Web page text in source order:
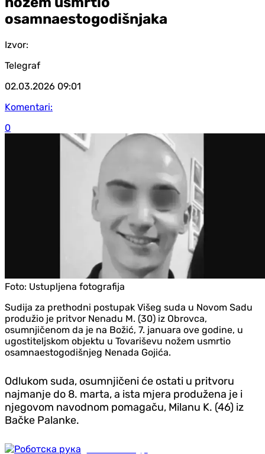
osamnaestogodišnjaka
Izvor:
Telegraf
02.03.2026 09:01
Komentari:
0
Foto: Ustupljena fotografija
Sudija za prethodni postupak Višeg suda u Novom Sadu
produžio je pritvor Nenadu M. (30) iz Obrovca,
osumnjičenom da je na Božić, 7. januara ove godine, u
ugostiteljskom objektu u Tovariševu nožem usmrtio
osamnaestogodišnjeg Nenada Gojića.
Odlukom suda, osumnjičeni će ostati u pritvoru
najmanje do 8. marta, a ista mjera produžena je i
njegovom navodnom pomagaču, Milanu K. (46) iz
Bačke Palanke.